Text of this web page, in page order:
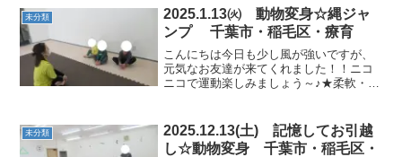
て遊ぶ楽しさを一緒に体験しています。
楽しく行うことで次々に意...
未分類
2025.1.13㈫ 動物変身☆縄ジャ
ンプ 千葉市・稲毛区・療育
こんにちは今日も少し風が強いですが、
元気なお友達が来てくれました！！ニコ
ニコで運動楽しみましょう～♪★柔軟・動
た。 ★どっちかな？？マラソン棒をくぐ
るか、ジャンプするかを...
未分類
2025.12.13(土) 記憶してお引越
し☆動物変身 千葉市・稲毛区・